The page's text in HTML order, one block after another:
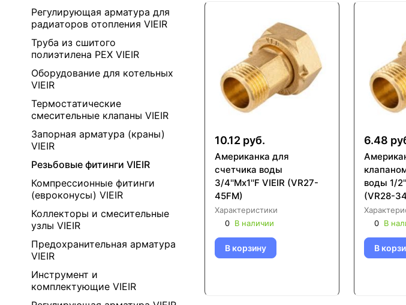
Регулирующая арматура для
радиаторов отопления VIEIR
Труба из сшитого
полиэтилена PEX VIEIR
Оборудование для котельных
VIEIR
Термостатические
смесительные клапаны VIEIR
Запорная арматура (краны)
VIEIR
Резьбовые фитинги VIEIR
Компрессионные фитинги
(евроконусы) VIEIR
Коллекторы и смесительные
узлы VIEIR
Предохранительная арматура
VIEIR
Инструмент и
комплектующие VIEIR
10.12 руб.
Американка для
счетчика воды
3/4''Mx1''F VIEIR (VR27-
45FM)
Характеристики
0 В наличии
В корзину
6.48
воды 1/
(VR28-
0 В
В